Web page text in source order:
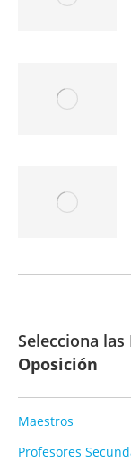
Selecciona las
Oposición
Maestros
Profesores